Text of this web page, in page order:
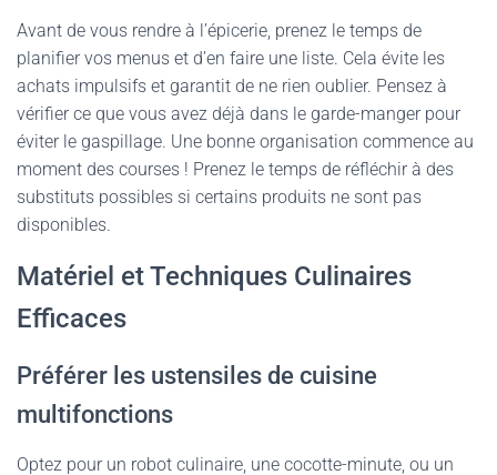
Avant de vous rendre à l’épicerie, prenez le temps de
planifier vos menus et d’en faire une liste. Cela évite les
achats impulsifs et garantit de ne rien oublier. Pensez à
vérifier ce que vous avez déjà dans le garde-manger pour
éviter le gaspillage. Une bonne organisation commence au
moment des courses ! Prenez le temps de réfléchir à des
substituts possibles si certains produits ne sont pas
disponibles.
Matériel et Techniques Culinaires
Efficaces
Préférer les ustensiles de cuisine
multifonctions
Optez pour un robot culinaire, une cocotte-minute, ou un